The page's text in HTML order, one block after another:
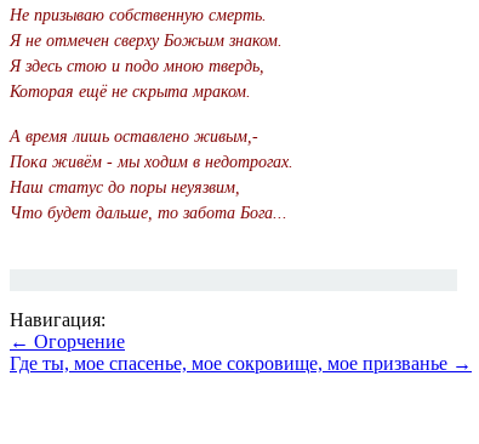
Не призываю собственную смерть.
Я не отмечен сверху Божьим знаком.
Я здесь стою и подо мною твердь,
Которая ещё не скрыта мраком.
А время лишь оставлено живым,-
Пока живём - мы ходим в недотрогах.
Наш статус до поры неуязвим,
Что будет дальше, то забота Бога...
Навигация:
← Огорчение
Где ты, мое спасенье, мое сокровище, мое призванье →